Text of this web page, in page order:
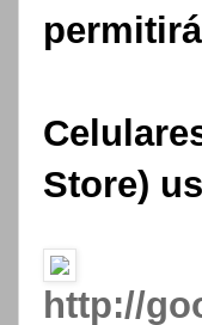
Store)
http://